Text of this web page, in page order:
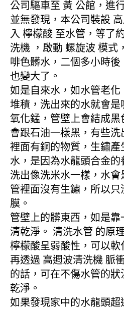
公司驅車至 黃 公館，進
並無發現，本公司裝設
入 檸檬酸 至水管，等了
洗機 ，啟動 螺旋波 模式
啡色髒水，二個多小時
也變大了。
如是自來水，如水管老
堆積，洗出來的水就會
氧化錳，管壁上會結成
會跟石油一樣黑，有些
裡面有銅的物質，生鏽
水，是因為水龍頭合金
洗出像洗米水一樣，水
管裡面沒有生鏽，所以
膜。
管壁上的髒東西，如是
清乾淨。 清洗水管 的原
檸檬酸呈弱酸性，可以軟
再透過 高週波清洗機 脈
的話，可在不傷水管的
乾淨。
如果發現家中的水龍頭超